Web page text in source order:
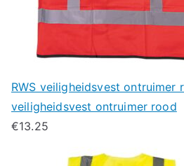
RWS veiligheidsvest ontruimer
veiligheidsvest ontruimer rood
€13.25